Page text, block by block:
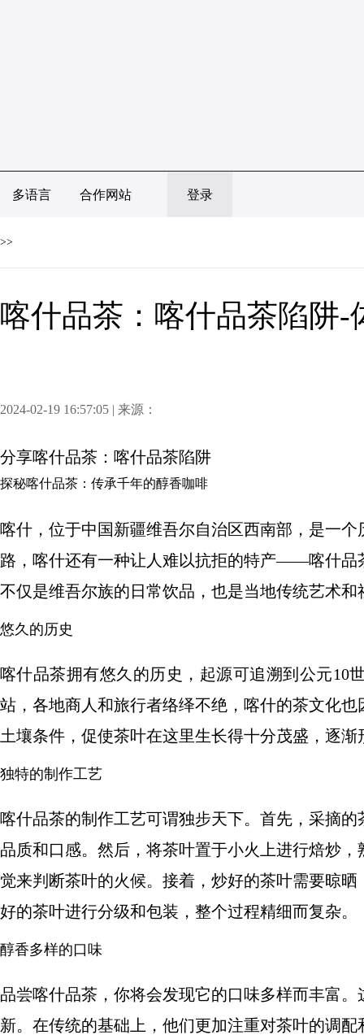
多语言 合作网站 登录
>>
喀什品茶：喀什品茶陷阱-
2024-02-19 16:57:05 | 来源：
分享喀什品茶：喀什品茶陷阱
探秘喀什品茶：传承千年的醇香咖啡
喀什，位于中国新疆维吾尔自治区西南部，是一
路，喀什还有一种让人难以抗拒的特产——喀什品
不仅是维吾尔族的日常饮品，也是当地传统艺术
悠久的历史
喀什品茶拥有悠久的历史，起源可追溯到公元10
站，各地商人和旅行者络绎不绝，喀什的茶文化
土壤条件，促使茶叶在这里生长得十分茂盛，逐
独特的制作工艺
喀什品茶的制作工艺可谓独步天下。首先，采摘
品质和口感。然后，将茶叶置于小火上进行焙炒
觉来判断茶叶的火候。接着，炒好的茶叶需要晾
好的茶叶进行分级和包装，整个过程精细而复杂。
醇香多样的口味
品尝喀什品茶，你将会发现它的口味多样而丰富
新。在传统的基础上，他们更加注重对茶叶的调